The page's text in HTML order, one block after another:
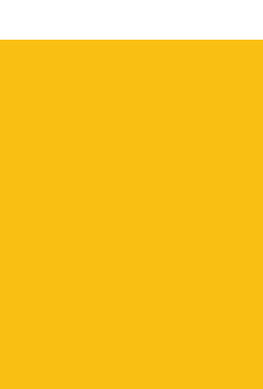
記念交流会 7月24日は
みんなでお祝いしましょ
)10:00~11:30 場所:笠間